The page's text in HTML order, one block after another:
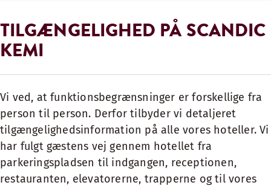
TILGÆNGELIGHED PÅ SCANDIC
KEMI
Vi ved, at funktionsbegrænsninger er forskellige fra
person til person. Derfor tilbyder vi detaljeret
tilgængelighedsinformation på alle vores hoteller. Vi
har fulgt gæstens vej gennem hotellet fra
parkeringspladsen til indgangen, receptionen,
restauranten, elevatorerne, trapperne og til vores